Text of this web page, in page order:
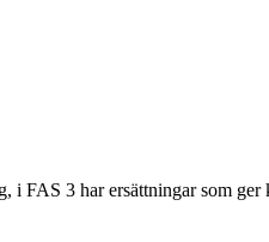
i FAS 3 har ersättningar som